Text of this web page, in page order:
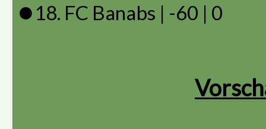
⏺️18. FC Banabs | -60 | 0